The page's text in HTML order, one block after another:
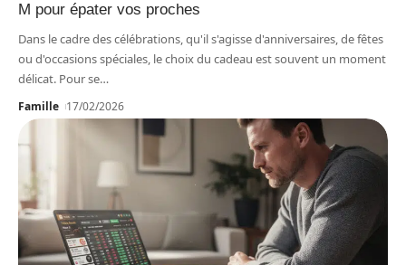
M pour épater vos proches
Dans le cadre des célébrations, qu'il s'agisse d'anniversaires, de fêtes
ou d'occasions spéciales, le choix du cadeau est souvent un moment
délicat. Pour se…
Famille 17/02/2026